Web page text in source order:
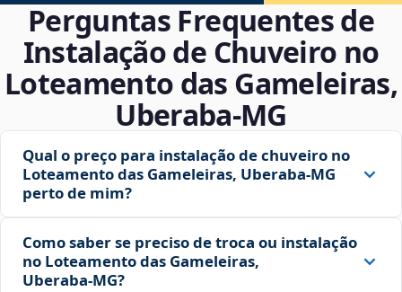
Perguntas Frequentes de
Instalação de Chuveiro no
Loteamento das Gameleiras,
Uberaba‑MG
Qual o preço para instalação de chuveiro no
Loteamento das Gameleiras, Uberaba‑MG
perto de mim?
Como saber se preciso de troca ou instalação
no Loteamento das Gameleiras,
Uberaba‑MG?